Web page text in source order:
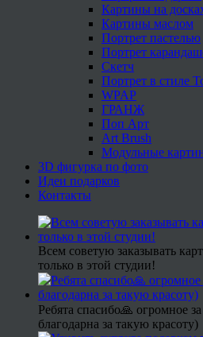
Картины на
Картины маслом
Портрет пастелью
Портрет
Скетч
Портрет в стиле
WPAP
ГРАНЖ
Поп Арт
Art Brush
Модульные
3D фигурка по фото
Идеи подарков
Контакты
Всем советую заказывать
только в этой студии!
Ребята спасибо🙏 огромное
благодарна за такую красоту)